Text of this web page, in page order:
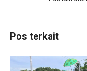
Pos terkait